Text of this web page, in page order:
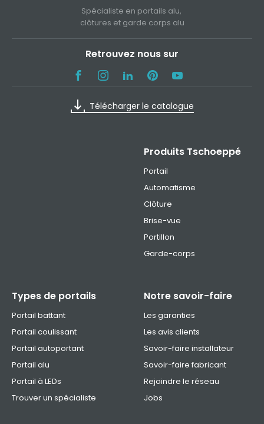
Spécialiste en portails alu,
clôtures et garde corps alu
Retrouvez nous sur
Télécharger le catalogue
Produits Tschoeppé
Portail
Automatisme
Clôture
Brise-vue
Portillon
Garde-corps
Types de portails
Portail battant
Portail coulissant
Portail autoportant
Portail alu
Portail à LEDs
Trouver un spécialiste
Notre savoir-faire
Les garanties
Les avis clients
Savoir-faire installateur
Savoir-faire fabricant
Rejoindre le réseau
Jobs